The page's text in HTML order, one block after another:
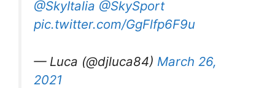
@SkyItalia @SkySport
pic.twitter.com/GgFlfp6F9u
— Luca (@djluca84) March 26,
2021